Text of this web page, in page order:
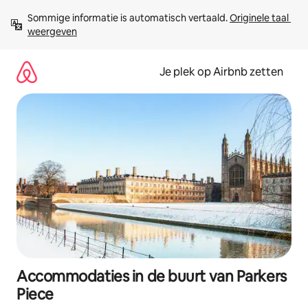
direct
naar
Sommige informatie is automatisch vertaald. Originele taal
weergeven
Je plek op Airbnb zetten
Accommodaties in de buurt van Parkers
Piece